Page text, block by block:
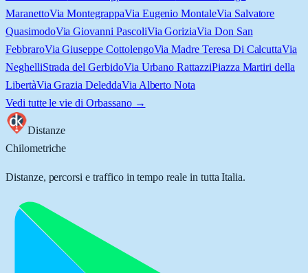
MaranettoVia MontegrappaVia Eugenio MontaleVia Salvatore
QuasimodoVia Giovanni PascoliVia GoriziaVia Don San
FebbraroVia Giuseppe CottolengoVia Madre Teresa Di CalcuttaVia
NeghelliStrada del GerbidoVia Urbano RattazziPiazza Martiri della
LibertàVia Grazia DeleddaVia Alberto Nota
Vedi tutte le vie di Orbassano→
Distanze
Chilometriche
Distanze, percorsi e traffico in tempo reale in tutta Italia.